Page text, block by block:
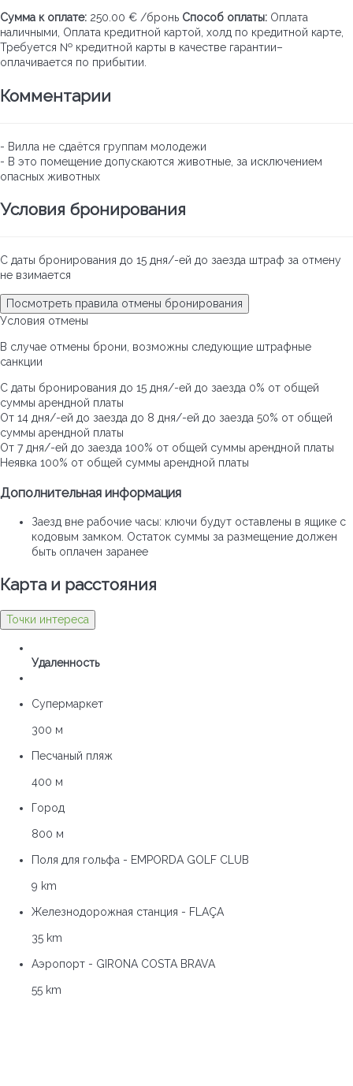
Сумма к оплате: 250.00 € /бронь Способ оплаты: Оплата
наличными​, Оплата кредитной картой, холд по кредитной карте,
Требуется № кредитной карты в качестве гарантии​–
оплачивается по прибытии.
Комментарии
- Вилла не сдаётся группам молодежи
- В это помещение допускаются животные, за исключением
опасных животных
Условия бронирования
С даты бронирования до 15 дня/-ей до заезда штраф за отмену
не взимается
Посмотреть правила отмены бронирования
Условия отмены
В случае отмены брони, возможны следующие штрафные
санкции
С даты бронирования до 15 дня/-ей до заезда 0% от общей
суммы арендной платы
От 14 дня/-ей до заезда до 8 дня/-ей до заезда 50% от общей
суммы арендной платы
От 7 дня/-ей до заезда 100% от общей суммы арендной платы
Неявка 100% от общей суммы арендной платы
Дополнительная информация
Заезд вне рабочие часы: ключи будут оставлены в ящике с
кодовым замком. Остаток суммы за размещение должен
быть оплачен заранее
Карта и pасстояния
Точки интереса
Удаленность
Супермаркет
300 м
Песчаный пляж
400 м
Город
800 м
Поля для гольфа - EMPORDA GOLF CLUB
9 km
Железнодорожная станция - FLAÇA
35 km
Аэропорт - GIRONA COSTA BRAVA
55 km